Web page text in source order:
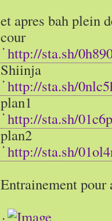
et apres bah plein
cour
http://sta.sh/
Shiinja
http://sta.sh/
plan1
http://sta.sh/
plan2
http://sta.sh/
Entrainement pour